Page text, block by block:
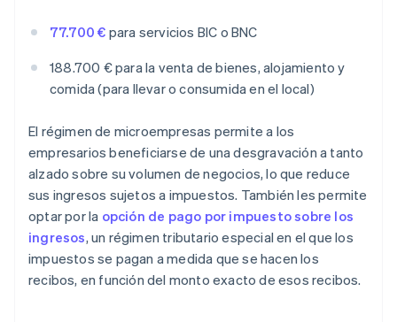
77.700 € para servicios BIC o BNC
188.700 € para la venta de bienes, alojamiento y
comida (para llevar o consumida en el local)
El régimen de microempresas permite a los
empresarios beneficiarse de una desgravación a tanto
alzado sobre su volumen de negocios, lo que reduce
sus ingresos sujetos a impuestos. También les permite
optar por la opción de pago por impuesto sobre los
ingresos, un régimen tributario especial en el que los
impuestos se pagan a medida que se hacen los
recibos, en función del monto exacto de esos recibos.